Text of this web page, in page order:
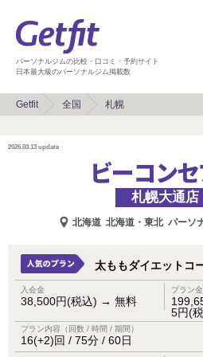
パーソナルジムの比較・口コミ・予約サイト
日本最大級のパーソナルジム掲載数
Getfit 全国 札幌
2026.03.13 update
ビーコン
札幌大通店
北海道 北海道・東北 パーソ
太ももダイエットコ
入会金
38,500円(税込) → 無料
プラン
5円(
プラン内容（回数 / 時間 / 期間）
16(+2)回 / 75分 / 60日